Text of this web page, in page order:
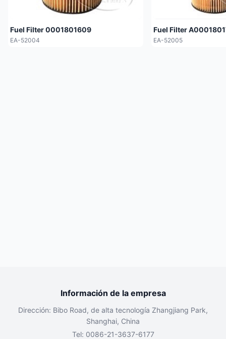
Fuel Filter 0001801609
EA-52004
Fuel Filter
EA-52005
Información de la empresa
Dirección: Bibo Road, de alta tecnología Zhangjiang Park,
Shanghai, China
Tel: 0086-21-3637-6177